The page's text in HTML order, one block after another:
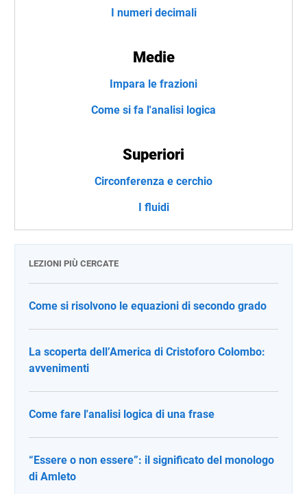
I numeri decimali
Medie
Impara le frazioni
Come si fa l'analisi logica
Superiori
Circonferenza e cerchio
I fluidi
LEZIONI PIÙ CERCATE
Come si risolvono le equazioni di secondo grado
La scoperta dell’America di Cristoforo Colombo:
avvenimenti
Come fare l'analisi logica di una frase
“Essere o non essere”: il significato del monologo
di Amleto